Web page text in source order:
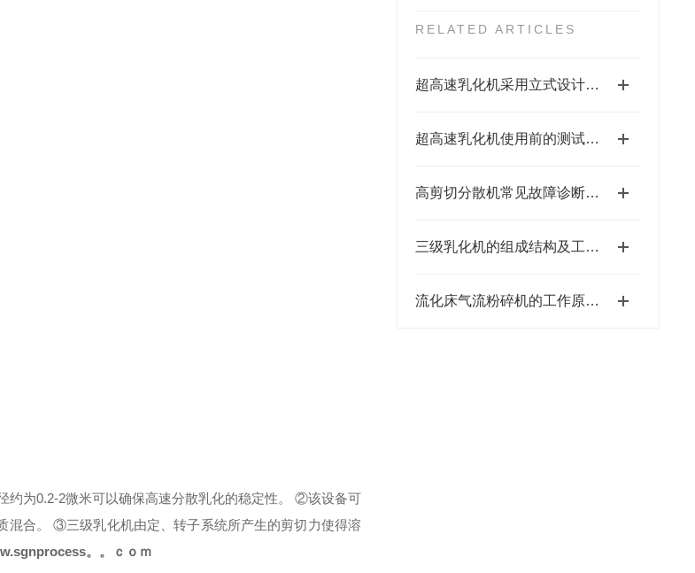
RELATED ARTICLES
超高速乳化机采用立式设计，易于清洗
超高速乳化机使用前的测试运行
高剪切分散机常见故障诊断与排除实用指南
三级乳化机的组成结构及工作原理
流化床气流粉碎机的工作原理及特点
为0.2-2微米可以确保高速分散乳化的稳定性。
②该设备可
合。
③三级乳化机由定、转子系统所产生的剪切力使得溶
。。ｃｏｍ